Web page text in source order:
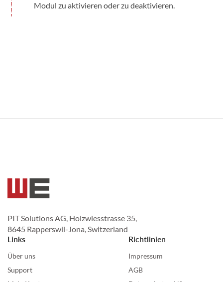
Modul zu aktivieren oder zu deaktivieren.
PIT Solutions AG, Holzwiesstrasse 35,
8645 Rapperswil-Jona, Switzerland
Links
Über uns
Support
Richtlinien
Impressum
AGB